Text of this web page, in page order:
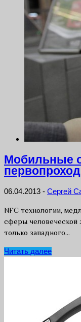
Мобильные
06.04.2013 - Сергей
NFC технологии,
сферы человеческой
только западного…
Читать далее